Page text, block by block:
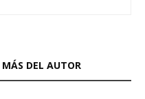
MÁS DEL AUTOR